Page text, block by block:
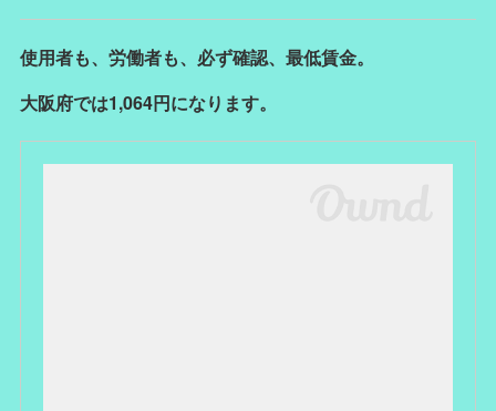
使用者も、労働者も、必ず確認、最低賃金。
大阪府では1,064円になります。